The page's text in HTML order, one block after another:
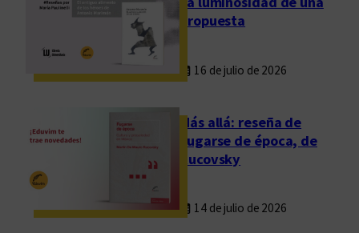
propuesta
16 de julio de 2026
Más allá: reseña de
Fugarse de época, de
Rucovsky
14 de julio de 2026